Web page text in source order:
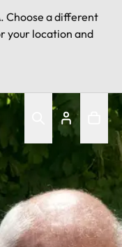
. Choose a different
your location and
Home